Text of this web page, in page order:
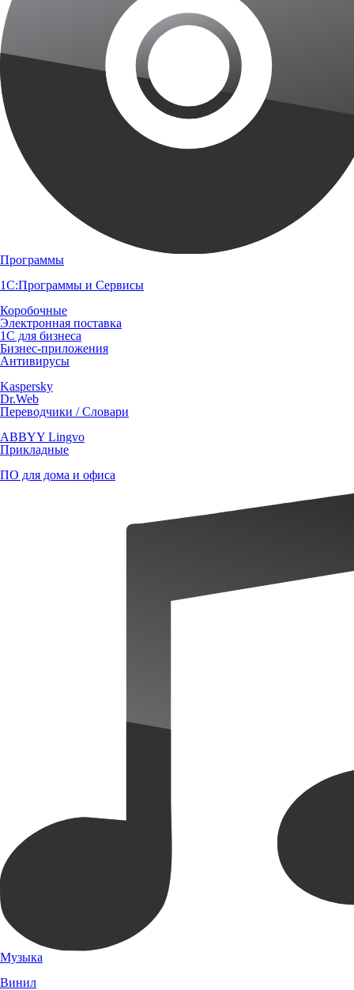
Программы
1С:Программы и Сервисы
Коробочные
Электронная поставка
1С для бизнеса
Бизнес-приложения
Антивирусы
Kaspersky
Dr.Web
Переводчики / Словари
ABBYY Lingvo
Прикладные
ПО для дома и офиса
Музыка
Винил